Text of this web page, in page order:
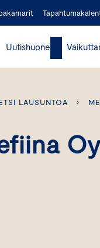
Uutishuone
LAUSUNTOA ›